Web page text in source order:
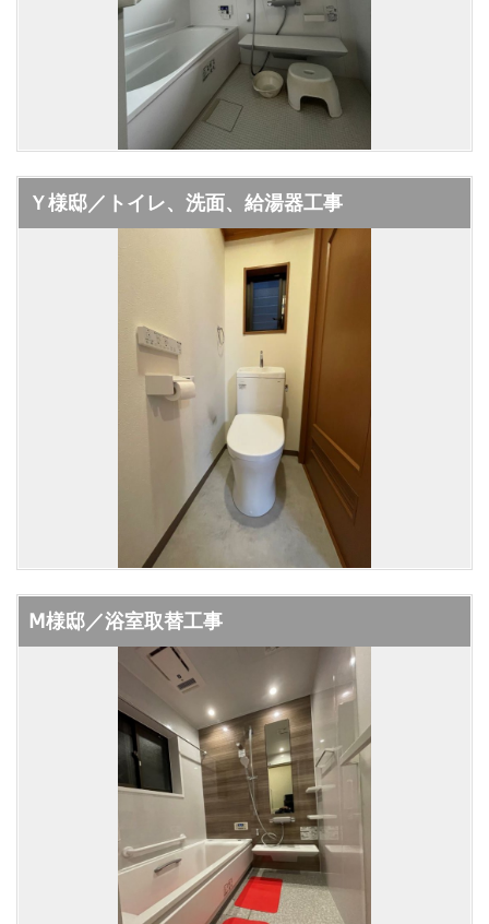
Ｙ様邸／トイレ、洗面、給湯器工事
Ⅿ様邸／浴室取替工事